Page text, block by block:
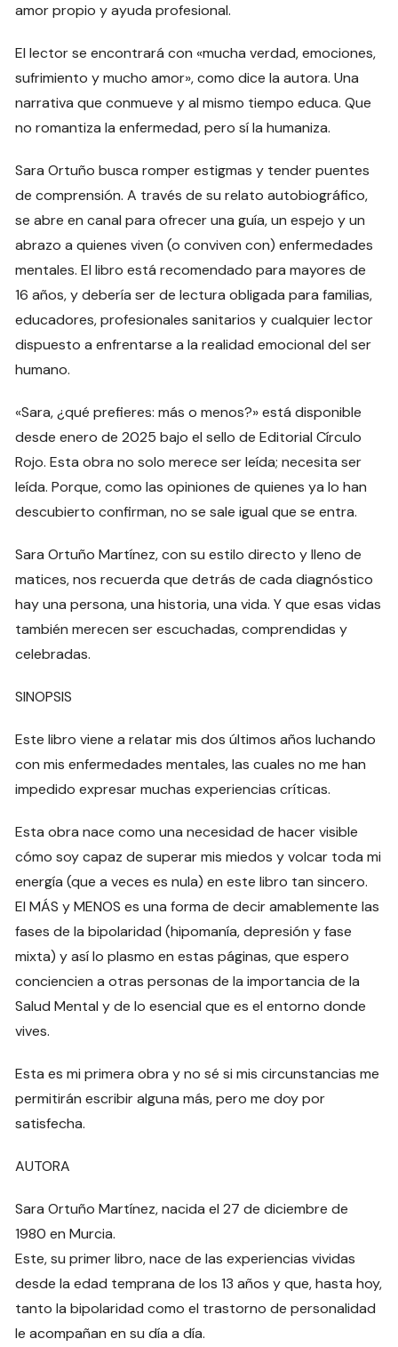
amor propio y ayuda profesional.
El lector se encontrará con «mucha verdad, emociones,
sufrimiento y mucho amor», como dice la autora. Una
narrativa que conmueve y al mismo tiempo educa. Que
no romantiza la enfermedad, pero sí la humaniza.
Sara Ortuño busca romper estigmas y tender puentes
de comprensión. A través de su relato autobiográfico,
se abre en canal para ofrecer una guía, un espejo y un
abrazo a quienes viven (o conviven con) enfermedades
mentales. El libro está recomendado para mayores de
16 años, y debería ser de lectura obligada para familias,
educadores, profesionales sanitarios y cualquier lector
dispuesto a enfrentarse a la realidad emocional del ser
humano.
«Sara, ¿qué prefieres: más o menos?» está disponible
desde enero de 2025 bajo el sello de Editorial Círculo
Rojo. Esta obra no solo merece ser leída; necesita ser
leída. Porque, como las opiniones de quienes ya lo han
descubierto confirman, no se sale igual que se entra.
Sara Ortuño Martínez, con su estilo directo y lleno de
matices, nos recuerda que detrás de cada diagnóstico
hay una persona, una historia, una vida. Y que esas vidas
también merecen ser escuchadas, comprendidas y
celebradas.
SINOPSIS
Este libro viene a relatar mis dos últimos años luchando
con mis enfermedades mentales, las cuales no me han
impedido expresar muchas experiencias críticas.
Esta obra nace como una necesidad de hacer visible
cómo soy capaz de superar mis miedos y volcar toda mi
energía (que a veces es nula) en este libro tan sincero.
El MÁS y MENOS es una forma de decir amablemente las
fases de la bipolaridad (hipomanía, depresión y fase
mixta) y así lo plasmo en estas páginas, que espero
conciencien a otras personas de la importancia de la
Salud Mental y de lo esencial que es el entorno donde
vives.
Esta es mi primera obra y no sé si mis circunstancias me
permitirán escribir alguna más, pero me doy por
satisfecha.
AUTORA
Sara Ortuño Martínez, nacida el 27 de diciembre de
1980 en Murcia.
Este, su primer libro, nace de las experiencias vividas
desde la edad temprana de los 13 años y que, hasta hoy,
tanto la bipolaridad como el trastorno de personalidad
le acompañan en su día a día.